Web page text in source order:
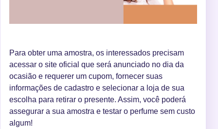
Para obter uma amostra, os interessados precisam
acessar o site oficial que será anunciado no dia da
ocasião e requerer um cupom, fornecer suas
informações de cadastro e selecionar a loja de sua
escolha para retirar o presente. Assim, você poderá
assegurar a sua amostra e testar o perfume sem custo
algum!